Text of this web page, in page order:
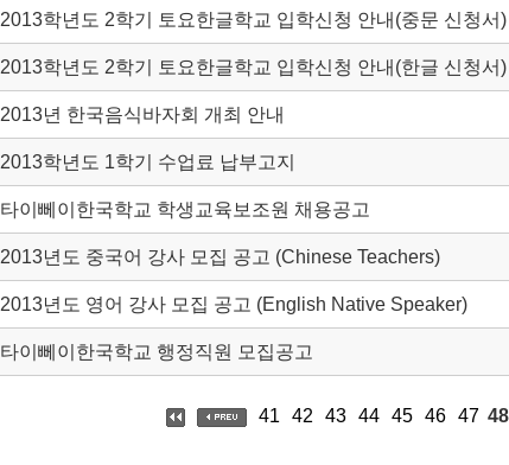
2013학년도 2학기 토요한글학교 입학신청 안내(중문 신청서)
2013학년도 2학기 토요한글학교 입학신청 안내(한글 신청서)
2013년 한국음식바자회 개최 안내
2013학년도 1학기 수업료 납부고지
타이뻬이한국학교 학생교육보조원 채용공고
2013년도 중국어 강사 모집 공고 (Chinese Teachers)
2013년도 영어 강사 모집 공고 (English Native Speaker)
타이뻬이한국학교 행정직원 모집공고
41 42 43 44 45 46 47 48